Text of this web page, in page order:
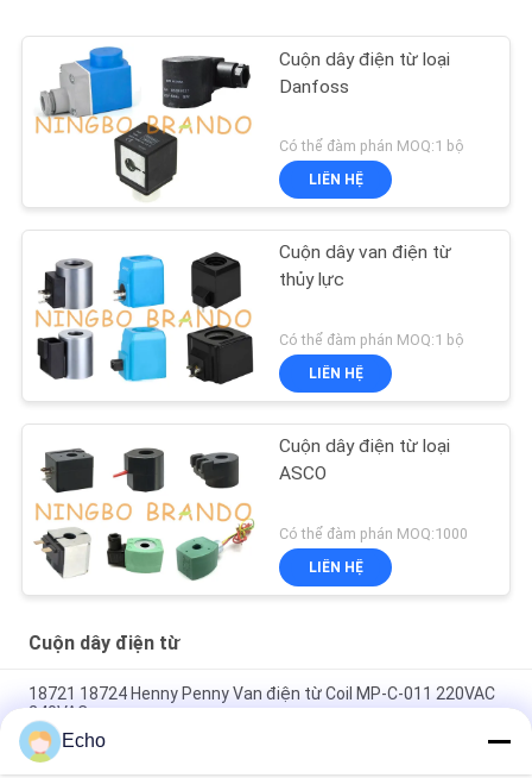
Cuộn dây điện từ loại
Danfoss
Có thể đàm phán MOQ:1 bộ
LIÊN HỆ
Cuộn dây van điện từ
thủy lực
Có thể đàm phán MOQ:1 bộ
LIÊN HỆ
Cuộn dây điện từ loại
ASCO
Có thể đàm phán MOQ:1000
LIÊN HỆ
Cuộn dây điện từ
18721 18724 Henny Penny Van điện từ Coil MP-C-011 220VAC
240VAC
6013 A 6014 C Cuộn dây van điện từ 24V DC 110V 230V 50Hz
Echo